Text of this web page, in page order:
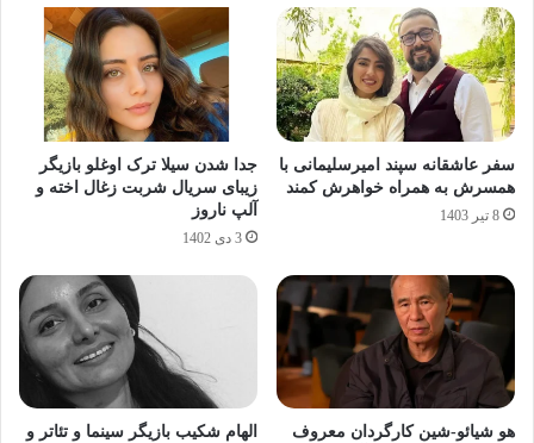
سفر عاشقانه سپند امیرسلیمانی با
همسرش به همراه خواهرش کمند
8 تیر 1403
جدا شدن سیلا ترک اوغلو بازیگر
زیبای سریال شربت زغال اخته و
آلپ ناروز
3 دی 1402
هو شیائو-شین کارگردان معروف
الهام شکیب بازیگر سینما و تئاتر و